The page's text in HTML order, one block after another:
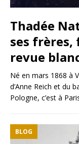
Thadée
ses frères,
revue
Né en mars 1868 à
d’Anne Reich et du
Pologne, c’est à
BLOG